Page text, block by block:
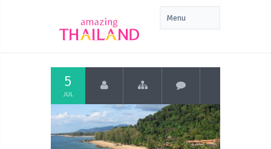
5
JUL